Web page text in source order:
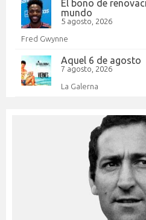
El bono de
mundo
5 agosto, 2026
Fred Gwynne
Aquel 6 de agosto
7 agosto, 2026
La Galerna